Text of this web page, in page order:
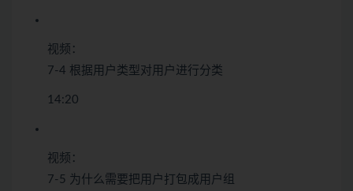
视频：
7-4 根据用户类型对用户进行分类
14:20
视频：
7-5 为什么需要把用户打包成用户组